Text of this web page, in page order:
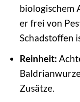
biologischem
er frei von
Schadstoffen
Reinheit:
Zusätze.